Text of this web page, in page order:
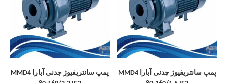
پمپ سانتریفیوژ چدنی آبارا MMD4
پمپ سانتریفیوژ چدنی آبارا MMD4